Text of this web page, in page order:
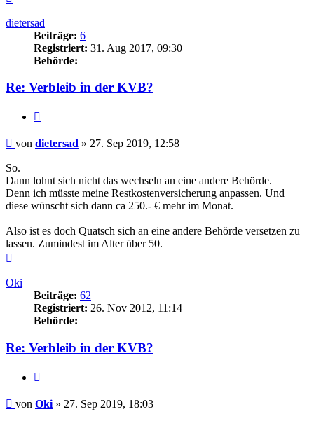
dietersad
Beiträge: 6
Registriert: 31. Aug 2017, 09:30
Behörde:
Re: Verbleib in der KVB?
Beitrag
von dietersad » 27. Sep 2019, 12:58
So.
Dann lohnt sich nicht das wechseln an eine andere Behörde.
Denn ich müsste meine Restkostenversicherung anpassen. Und
diese wünscht sich dann ca 250.- € mehr im Monat.
Also ist es doch Quatsch sich an eine andere Behörde versetzen zu
lassen. Zumindest im Alter über 50.
Oki
Beiträge: 62
Registriert: 26. Nov 2012, 11:14
Behörde:
Re: Verbleib in der KVB?
Beitrag
von Oki » 27. Sep 2019, 18:03